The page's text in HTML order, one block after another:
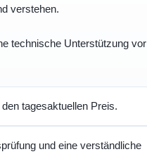
verstehen.
technische Unterstützung vor
tagesaktuellen Preis.
und eine verständliche